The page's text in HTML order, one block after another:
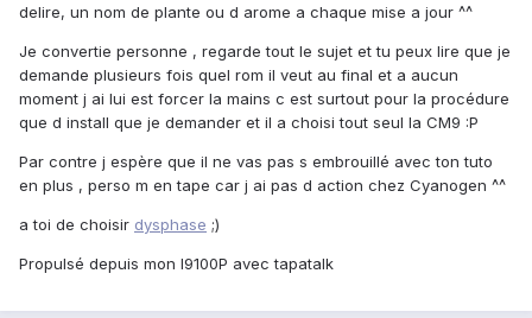
delire, un nom de plante ou d arome a chaque mise a jour ^^
Je convertie personne , regarde tout le sujet et tu peux lire que je
demande plusieurs fois quel rom il veut au final et a aucun
moment j ai lui est forcer la mains c est surtout pour la procédure
que d install que je demander et il a choisi tout seul la CM9 :P
Par contre j espère que il ne vas pas s embrouillé avec ton tuto
en plus , perso m en tape car j ai pas d action chez Cyanogen ^^
a toi de choisir dysphase ;)
Propulsé depuis mon I9100P avec tapatalk